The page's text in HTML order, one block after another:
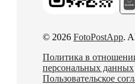
© 2026 FotoPostApp.
Политика в
персональных данных
Пользовательское